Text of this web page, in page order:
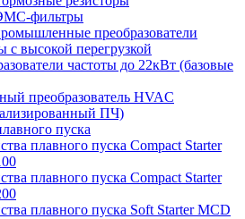
фильтры
преобразователи
с высокой перегрузкой
частоты до 22кВт (базовые
преобразователь HVAC
ПЧ)
пуска
плавного пуска Compact Starter
плавного пуска Compact Starter
плавного пуска Soft Starter MCD